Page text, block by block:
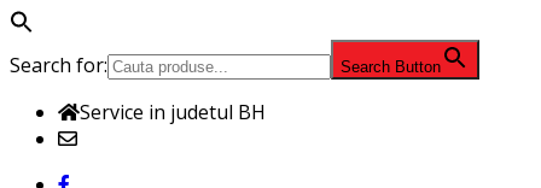
Search for: Search Button
Service in judetul BH